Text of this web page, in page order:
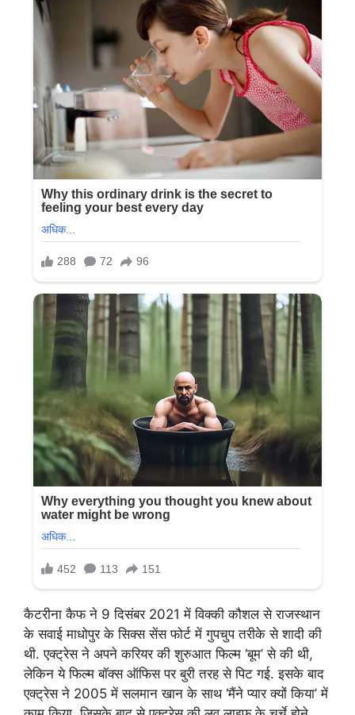
कैटरीना कैफ ने 9 दिसंबर 2021 में विक्की कौशल से राजस्थान
के सवाई माधोपुर के सिक्स सेंस फोर्ट में गुपचुप तरीके से शादी की
थी. एक्ट्रेस ने अपने करियर की शुरुआत फिल्म ‘बूम’ से की थी,
लेकिन ये फिल्म बॉक्स ऑफिस पर बुरी तरह से पिट गई. इसके बाद
एक्ट्रेस ने 2005 में सलमान खान के साथ ‘मैंने प्यार क्यों किया’ में